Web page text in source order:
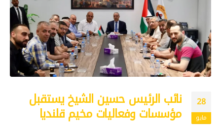
28
مايو
نائب الرئيس حسين الشيخ يستقبل
مؤسسات وفعاليات مخيم قلنديا